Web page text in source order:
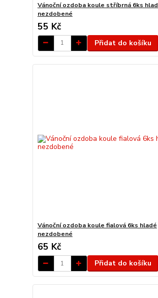
Vánoční ozdoba koule stříbrná 6ks
nezdobené
55 Kč
Přidat do košíku
Vánoční ozdoba koule fialová 6ks hladé
nezdobené
65 Kč
Přidat do košíku